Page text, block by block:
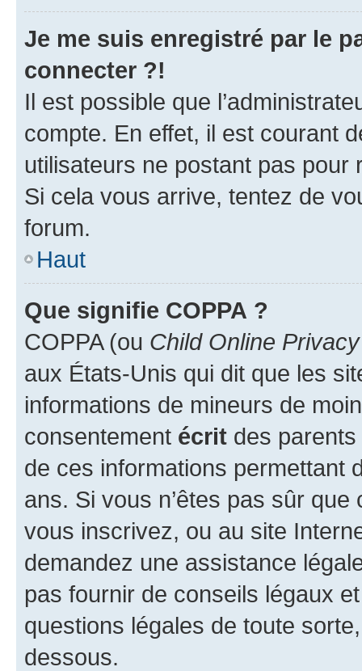
Je me suis enregistré par le
connecter ?!
Il est possible que
compte. En effet, il est courant
utilisateurs ne postant pas pour
Si cela vous arrive, tentez de
forum.
Haut
Que signifie COPPA ?
COPPA (ou Child Online
aux États-Unis qui dit que les
informations de mineurs de
consentement écrit des parents
de ces informations permettant
ans. Si vous n’êtes pas sûr
vous inscrivez, ou au site
demandez une assistance
pas fournir de conseils légaux
questions légales de toute
dessous.